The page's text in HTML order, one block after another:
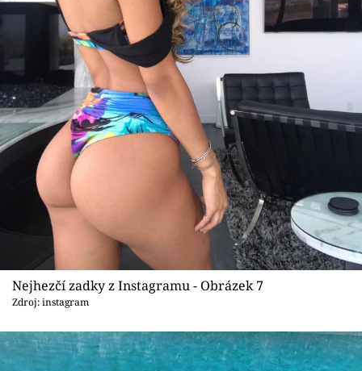
Nejhezčí zadky z Instagramu - Obrázek 7
Zdroj: instagram